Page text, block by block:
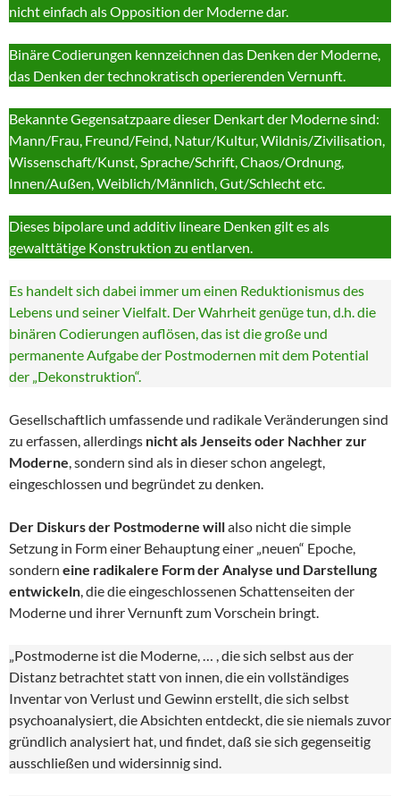
nicht einfach als Opposition der Moderne dar.
Binäre Codierungen kennzeichnen das Denken der Moderne,
das Denken der technokratisch operierenden Vernunft.
Bekannte Gegensatzpaare dieser Denkart der Moderne sind:
Mann/Frau, Freund/Feind, Natur/Kultur, Wildnis/Zivilisation,
Wissenschaft/Kunst, Sprache/Schrift, Chaos/Ordnung,
Innen/Außen, Weiblich/Männlich, Gut/Schlecht etc.
Dieses bipolare und additiv lineare Denken gilt es als
gewalttätige Konstruktion zu entlarven.
Es handelt sich dabei immer um einen Reduktionismus des
Lebens und seiner Vielfalt. Der Wahrheit genüge tun, d.h. die
binären Codierungen auflösen, das ist die große und
permanente Aufgabe der Postmodernen mit dem Potential
der „Dekonstruktion“.
Gesellschaftlich umfassende und radikale Veränderungen sind
zu erfassen, allerdings nicht als Jenseits oder Nachher zur
Moderne, sondern sind als in dieser schon angelegt,
eingeschlossen und begründet zu denken.
Der Diskurs der Postmoderne willalso nicht die simple
Setzung in Form einer Behauptung einer „neuen“ Epoche,
sondern eine radikalere Form der Analyse und Darstellung
entwickeln, die die eingeschlossenen Schattenseiten der
Moderne und ihrer Vernunft zum Vorschein bringt.
„Postmoderne ist die Moderne, … , die sich selbst aus der
Distanz betrachtet statt von innen, die ein vollständiges
Inventar von Verlust und Gewinn erstellt, die sich selbst
psychoanalysiert, die Absichten entdeckt, die sie niemals zuvor
gründlich analysiert hat, und findet, daß sie sich gegenseitig
ausschließen und widersinnig sind.